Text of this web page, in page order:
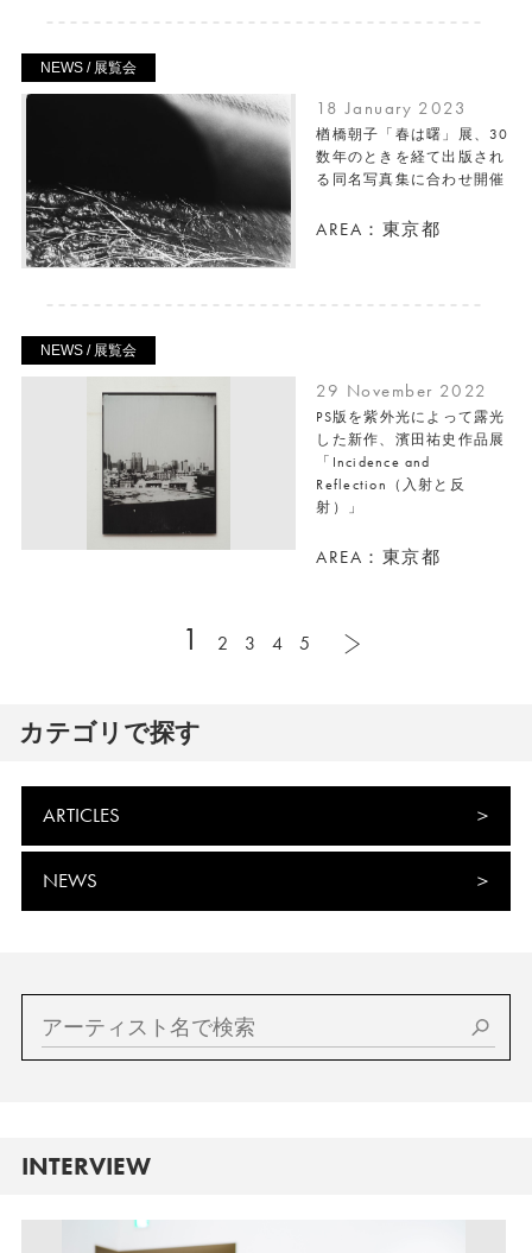
NEWS / 展覧会
18 January 2023
楢橋朝子「春は曙」展、30
数年のときを経て出版され
る同名写真集に合わせ開催
AREA：東京都
NEWS / 展覧会
29 November 2022
PS版を紫外光によって露光
した新作、濱田祐史作品展
「Incidence and
Reflection（入射と反
射）」
AREA：東京都
1 2 3 4 5
カテゴリで探す
ARTICLES
NEWS
INTERVIEW